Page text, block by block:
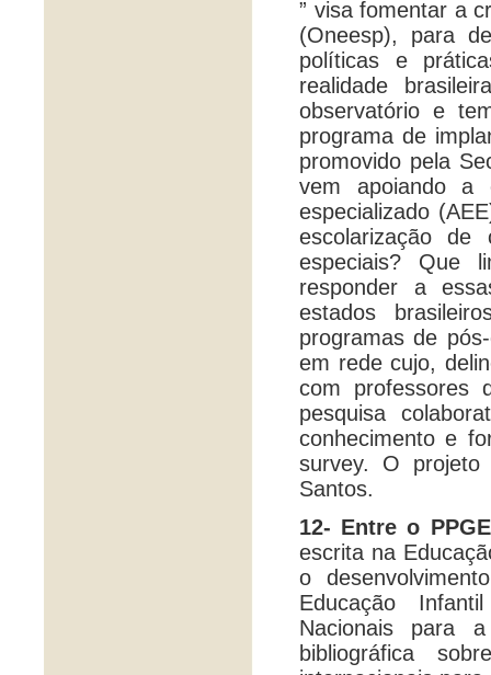
” visa fomentar a
(Oneesp), para
políticas e
realidade
observatório e
programa de
promovido pela
vem apoiando a
especializado
escolarização de
especiais? Que
responder a
estados
programas de
em rede cujo,
com professores
pesquisa
conhecimento e
survey. O projeto
Santos.
12- Entre o
escrita na
o
Educação
Nacionais para
bibliográfica